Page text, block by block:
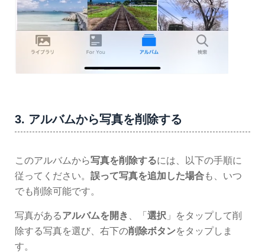
3. アルバムから写真を削除する
このアルバムから写真を削除するには、以下の手順に
従ってください。 誤って写真を追加した場合も、いつ
でも削除可能です。
写真があるアルバムを開き 、「 選択 」をタップして削
除する写真を選び、右下の削除ボタンをタップしま
す。